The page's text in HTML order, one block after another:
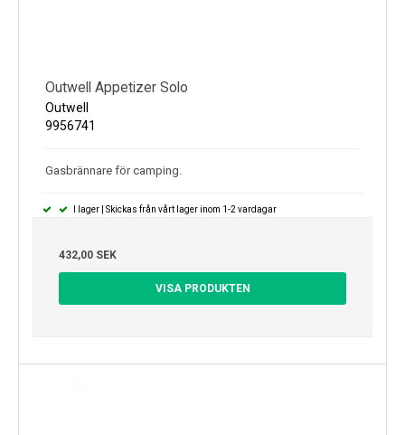
Outwell Appetizer Solo
Outwell
9956741
Gasbrännare för camping.
I lager | Skickas från vårt lager inom 1-2 vardagar
432,00 SEK
VISA PRODUKTEN